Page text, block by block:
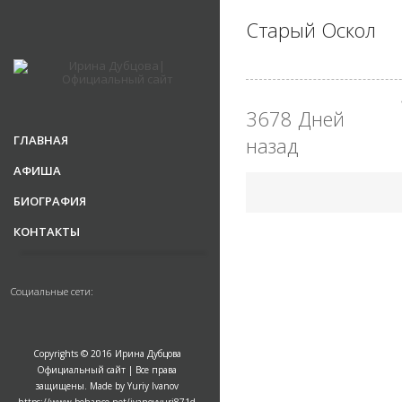
ГЛАВНАЯ
АФИША
БИОГРАФИЯ
КОНТАКТЫ
Социальные сети:
Copyrights © 2016 Ирина Дубцова
Официальный сайт | Все права
защищены. Made by Yuriy Ivanov
Старый Оскол
3678 Дней
назад